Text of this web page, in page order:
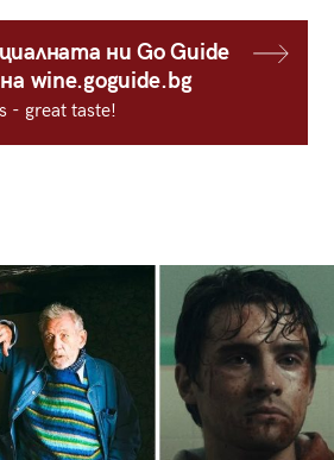
ни Go Guide
wine.goguide.bg
- great taste!